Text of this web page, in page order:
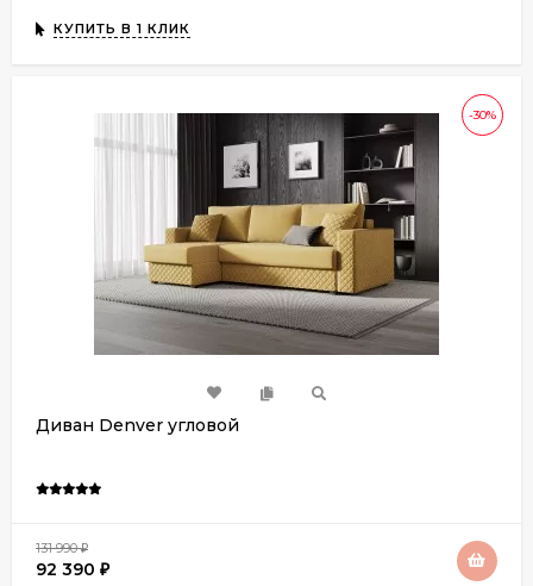
КУПИТЬ В 1 КЛИК
-30%
Диван Denver угловой
131 990₽
92 390 ₽